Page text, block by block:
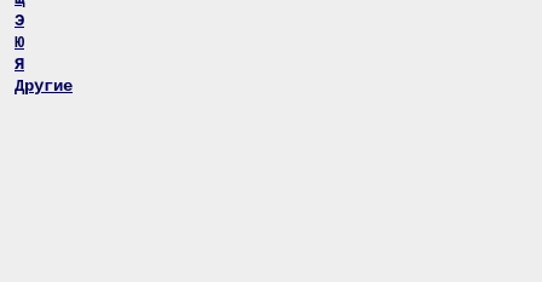
Э
Ю
Я
Другие